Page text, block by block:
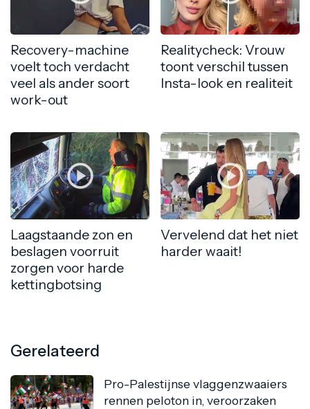
Recovery-machine
voelt toch verdacht
veel als ander soort
work-out
Realitycheck: Vrouw
toont verschil tussen
Insta-look en realiteit
Laagstaande zon en
beslagen voorruit
zorgen voor harde
kettingbotsing
Vervelend dat het niet
harder waait!
Gerelateerd
Pro-Palestijnse vlaggenzwaaiers
rennen peloton in, veroorzaken